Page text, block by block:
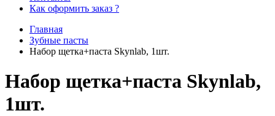
Как оформить заказ ?
Главная
Зубные пасты
Набор щетка+паста Skynlab, 1шт.
Набор щетка+паста Skynlab,
1шт.